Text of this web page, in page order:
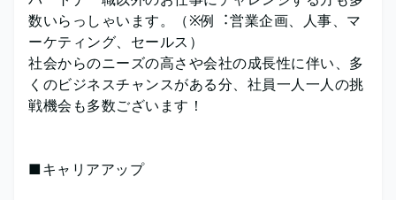
数いらっしゃいます。（※例︓営業企画、⼈事、マ
ーケティング、セールス）
社会からのニーズの高さや会社の成長性に伴い、多
くのビジネスチャンスがある分、社員一人一人の挑
戦機会も多数ございます！
■キャリアアップ